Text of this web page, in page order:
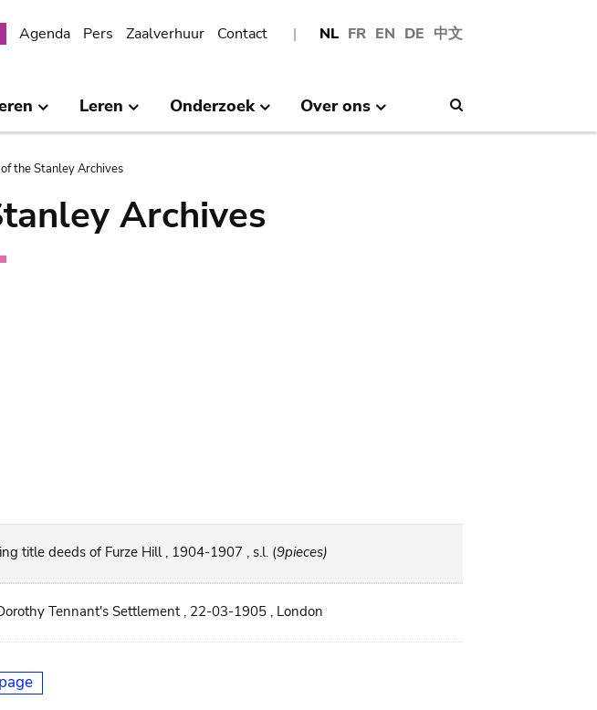
NL FR EN DE 中文
Agenda Pers Zaalverhuur Contact
Leren Onderzoek Over ons
the Stanley Archives
Archives
title deeds of Furze Hill , 1904-1907 , s.l. (9pieces)
Tennant's Settlement , 22-03-1905 , London